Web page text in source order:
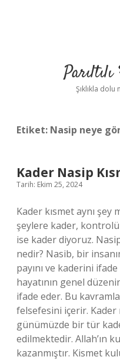
Şıklıkla
Etiket: Nasip neye
Kader Nasip
Tarih: Ekim 25, 2024
Kader kısmet aynı
şeylere kader,
ise kader diyoruz.
nedir? Nasib, bir
payını ve kaderini
hayatının genel
ifade eder. Bu
felsefesini içerir. Kader
günümüzde bir tür
edilmektedir. Allah’ın
kazanmıştır. Kismet